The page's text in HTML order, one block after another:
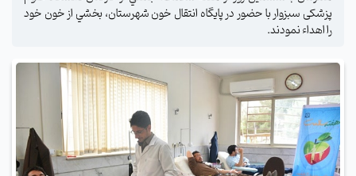
پزشکی سبزوار با حضور در پايگاه انتقال خون شهرستان، بخشي از خون خود
را اهداء نمودند.